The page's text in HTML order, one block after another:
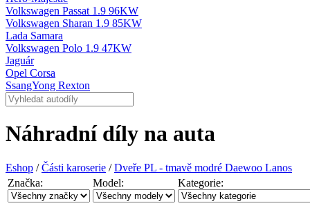
Volkswagen Passat 1.9 96KW
Volkswagen Sharan 1.9 85KW
Lada Samara
Volkswagen Polo 1.9 47KW
Jaguár
Opel Corsa
SsangYong Rexton
Náhradní díly na auta
Eshop /Části karoserie /Dveře PL - tmavě modré Daewoo Lanos
Značka:
Model: Kategorie: